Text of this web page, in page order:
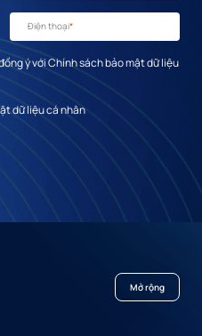
Điện thoại*
ý với Chính sách bảo mật dữ liệu
dữ liệu cá nhân
Mở rộng